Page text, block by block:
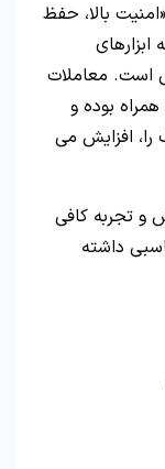
بالا، حفظ
است. معاملات
بوده و
افزایش می
و تجربه کافی
داشته